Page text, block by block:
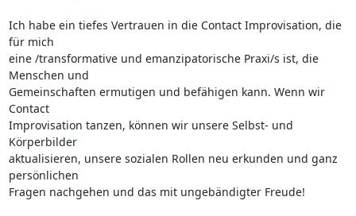
Ich habe ein tiefes Vertrauen in die Contact Improvisation, die
für mich
eine /transformative und emanzipatorische Praxi/s ist, die
Menschen und
Gemeinschaften ermutigen und befähigen kann. Wenn wir
Contact
Improvisation tanzen, können wir unsere Selbst- und
Körperbilder
aktualisieren, unsere sozialen Rollen neu erkunden und ganz
persönlichen
Fragen nachgehen und das mit ungebändigter Freude!